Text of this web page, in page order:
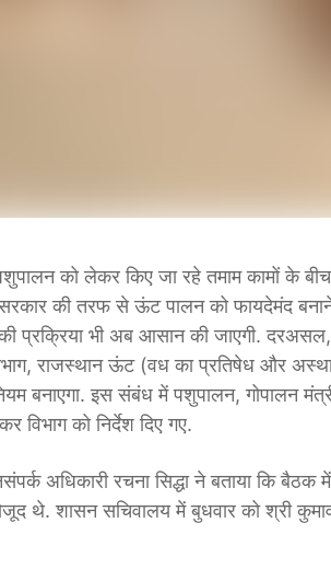
को लेकर किए जा रहे तमाम कामों के
की तरफ से ऊंट पालन को फायदेमंद
प्रक्रिया भी अब आसान की जाएगी.
राजस्थान ऊंट (वध का प्रतिषेध और
बनाएगा. इस संबंध में पशुपालन, गोपालन
विभाग को निर्देश दिए गए.
अधिकारी रचना सिद्धा ने बताया कि बैठक
थे. शासन सचिवालय में बुधवार को श्री